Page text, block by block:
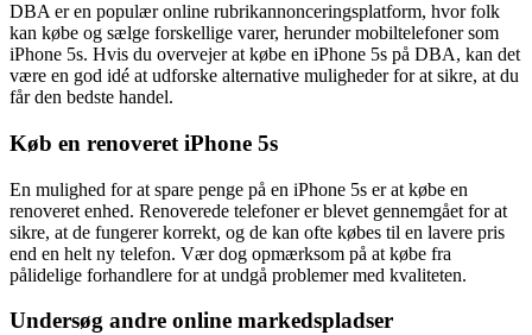
DBA er en populær online rubrikannonceringsplatform, hvor folk
kan købe og sælge forskellige varer, herunder mobiltelefoner som
iPhone 5s. Hvis du overvejer at købe en iPhone 5s på DBA, kan det
være en god idé at udforske alternative muligheder for at sikre, at du
får den bedste handel.
Køb en renoveret iPhone 5s
En mulighed for at spare penge på en iPhone 5s er at købe en
renoveret enhed. Renoverede telefoner er blevet gennemgået for at
sikre, at de fungerer korrekt, og de kan ofte købes til en lavere pris
end en helt ny telefon. Vær dog opmærksom på at købe fra
pålidelige forhandlere for at undgå problemer med kvaliteten.
Undersøg andre online markedspladser